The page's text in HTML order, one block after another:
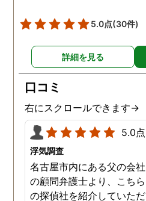
5.0点(30件)
詳細を見る
口コミ
右にスクロールできます→
5.0点
浮気調査
名古屋市内にある父の会社
の顧問弁護士より、こちら
の探偵社を紹介していただ